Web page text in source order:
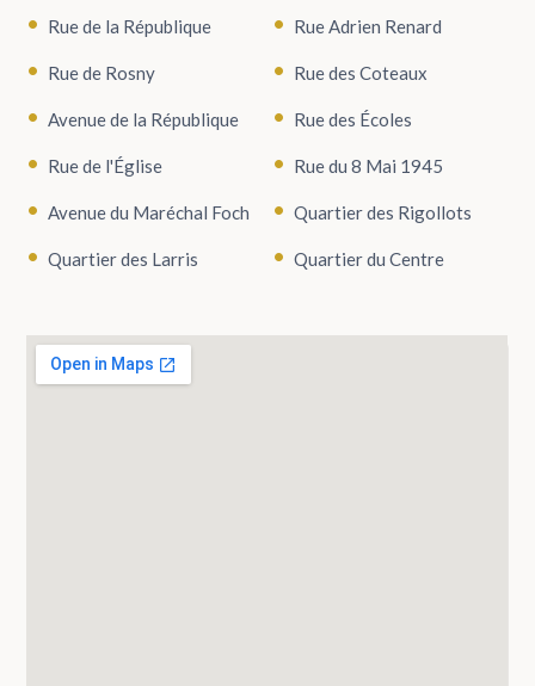
Rue de la République Rue Adrien Renard
Rue de Rosny Rue des Coteaux
Avenue de la République Rue des Écoles
Rue de l'Église Rue du 8 Mai 1945
Avenue du Maréchal Foch Quartier des Rigollots
Quartier des Larris Quartier du Centre